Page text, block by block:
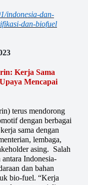
indonesia-dan-
dan-biofuel
Kerja Sama
Mencapai
terus mendorong
dengan berbagai
sama dengan
lembaga,
asing. Salah
antara Indonesia-
dan bahan
bio-fuel. “Kerja